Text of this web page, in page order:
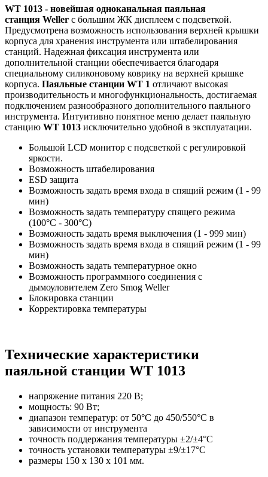
WT 1013 - новейшая одноканальная паяльная
станция Weller с большим ЖК дисплеем с подсветкой.
Предусмотрена возможность использования верхней крышки
корпуса для хранения инструмента или штабелирования
станций. Надежная фиксация инструмента или
дополнительной станции обеспечивается благодаря
специальному силиконовому коврику на верхней крышке
корпуса. Паяльные станции WT 1 отличают высокая
производительность и многофункциональность, достигаемая
подключением разнообразного дополнительного паяльного
инструмента. Интуитивно понятное меню делает паяльную
станцию WT 1013 исключительно удобной в эксплуатации.
Большой LCD монитор с подсветкой с регулировкой
яркости.
Возможность штабелирования
ESD защита
Возможность задать время входа в спящий режим (1 - 99
мин)
Возможность задать температуру спящего режима
(100°C - 300°C)
Возможность задать время выключения (1 - 999 мин)
Возможность задать время входа в спящий режим (1 - 99
мин)
Возможность задать температурное окно
Возможность программного соединения с
дымоуловителем Zero Smog Weller
Блокировка станции
Корректировка температуры
Технические характеристики
паяльной станции WT 1013
напряжение питания 220 В;
мощность: 90 Вт;
диапазон температур: от 50°C до 450/550°C в
зависимости от инструмента
точность поддержания температуры ±2/±4°C
точность установки температуры ±9/±17°C
размеры 150 х 130 х 101 мм.